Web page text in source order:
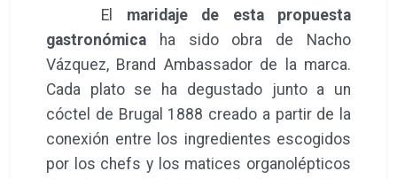
El
maridaje de esta propuesta
gastronómica
ha sido obra de Nacho
Vázquez, Brand Ambassador de la marca.
Cada plato se ha degustado junto a un
cóctel de Brugal 1888 creado a partir de la
conexión entre los ingredientes escogidos
por los chefs y los matices organolépticos